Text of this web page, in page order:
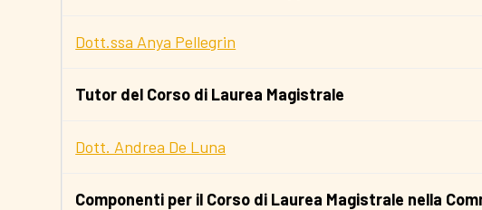
Dott.ssa Anya Pellegrin
Tutor del Corso di Laurea Magistrale
Dott. Andrea De Luna
Componenti per il Corso di Laurea Magistrale nella